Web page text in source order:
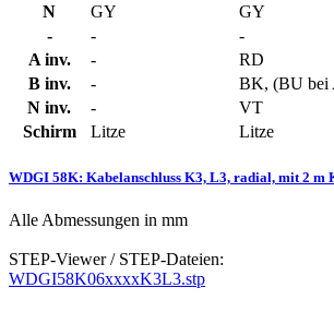
N
GY GY
-
- -
A inv.
- RD
B inv.
- BK, (BU bei
N inv.
- VT
Schirm
Litze Litze
WDGI 58K: Kabelanschluss K3, L3, radial, mit 2 m
Alle Abmessungen in mm
STEP-Viewer / STEP-Dateien:
WDGI58K06xxxxK3L3.stp